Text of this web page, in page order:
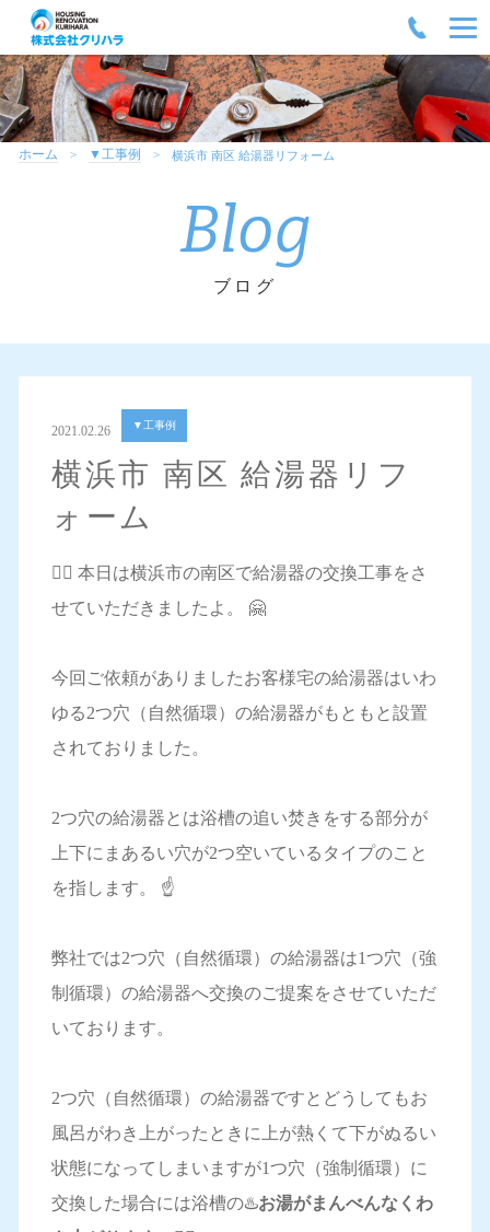
ホーム ▼工事例 横浜市 南区 給湯器リフォーム
Blog
ブログ
2021.02.26 ▼工事例
横浜市 南区 給湯器リフ
ォーム
💁‍♀️ 本日は横浜市の南区で給湯器の交換工事をさ
せていただきましたよ。 🤗
今回ご依頼がありましたお客様宅の給湯器はいわ
ゆる2つ穴（自然循環）の給湯器がもともと設置
されておりました。
2つ穴の給湯器とは浴槽の追い焚きをする部分が
上下にまあるい穴が2つ空いているタイプのこと
を指します。 ☝️
弊社では2つ穴（自然循環）の給湯器は1つ穴（強
制循環）の給湯器へ交換のご提案をさせていただ
いております。
2つ穴（自然循環）の給湯器ですとどうしてもお
風呂がわき上がったときに上が熱くて下がぬるい
状態になってしまいますが1つ穴（強制循環）に
交換した場合には浴槽の♨️お湯がまんべんなくわ